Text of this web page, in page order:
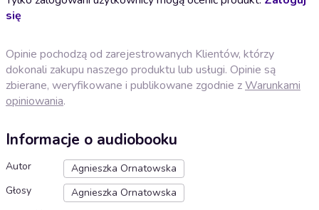
się
Opinie pochodzą od zarejestrowanych Klientów, którzy
dokonali zakupu naszego produktu lub usługi. Opinie są
zbierane, weryfikowane i publikowane zgodnie zWarunkami
opiniowania.
Informacje o audiobooku
Autor
Agnieszka Ornatowska
Głosy
Agnieszka Ornatowska